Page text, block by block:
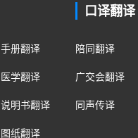
手册翻译
医学翻译
说明书翻译
图纸翻译
口译翻译
陪同翻译
广交会翻译
同声传译